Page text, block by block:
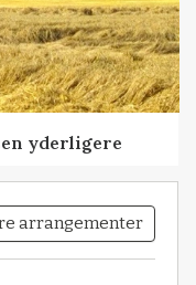
yderligere
arrangementer